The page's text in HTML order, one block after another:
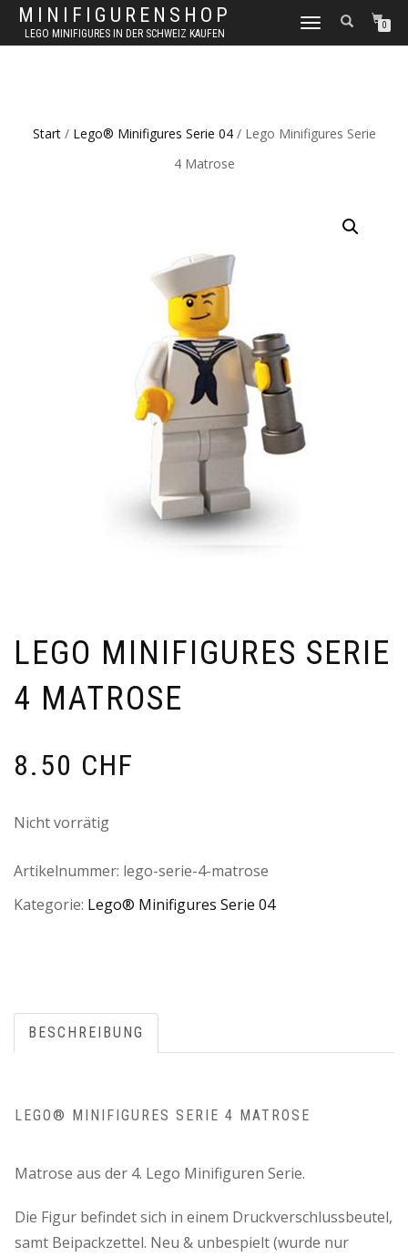
MINIFIGURENSHOP
LEGO MINIFIGURES IN DER SCHWEIZ KAUFEN
NAVIGATION
0
Start/ Lego® Minifigures Serie 04/ Lego Minifigures Serie
4 Matrose
LEGO MINIFIGURES SERIE
4 MATROSE
8.50 CHF
Nicht vorrätig
Artikelnummer: lego-serie-4-matrose
Kategorie: Lego® Minifigures Serie 04
BESCHREIBUNG
LEGO® MINIFIGURES SERIE 4 MATROSE
Matrose aus der 4. Lego Minifiguren Serie.
Die Figur befindet sich in einem Druckverschlussbeutel,
samt Beipackzettel. Neu & unbespielt (wurde nur